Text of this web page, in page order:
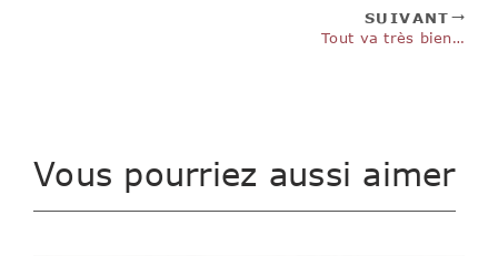
SUIVANT
Tout va très bien…
Vous pourriez aussi aimer